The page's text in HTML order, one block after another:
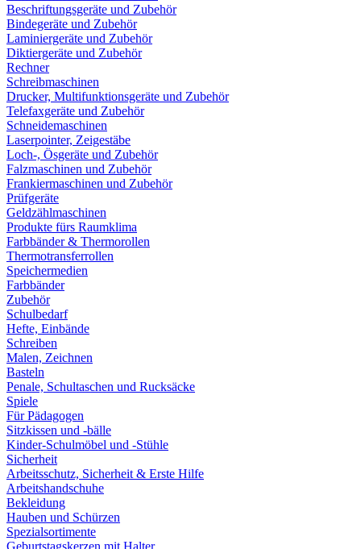
Beschriftungsgeräte und Zubehör
Bindegeräte und Zubehör
Laminiergeräte und Zubehör
Diktiergeräte und Zubehör
Rechner
Schreibmaschinen
Drucker, Multifunktionsgeräte und Zubehör
Telefaxgeräte und Zubehör
Schneidemaschinen
Laserpointer, Zeigestäbe
Loch-, Ösgeräte und Zubehör
Falzmaschinen und Zubehör
Frankiermaschinen und Zubehör
Prüfgeräte
Geldzählmaschinen
Produkte fürs Raumklima
Farbbänder & Thermorollen
Thermotransferrollen
Speichermedien
Farbbänder
Zubehör
Schulbedarf
Hefte, Einbände
Schreiben
Malen, Zeichnen
Basteln
Penale, Schultaschen und Rucksäcke
Spiele
Für Pädagogen
Sitzkissen und -bälle
Kinder-Schulmöbel und -Stühle
Sicherheit
Arbeitsschutz, Sicherheit & Erste Hilfe
Arbeitshandschuhe
Bekleidung
Hauben und Schürzen
Spezialsortimente